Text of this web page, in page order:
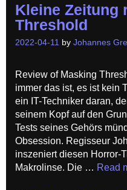
Kleine Zeitung
Threshold
2022-04-11 by Johannes
Review of Masking
immer das ist, es ist kein
ein IT-Techniker daran,
seinem Kopf auf den
Tests seines Gehörs
Obsession. Regisseur
inszeniert diesen Horror-
Makrolinse. Die … Read